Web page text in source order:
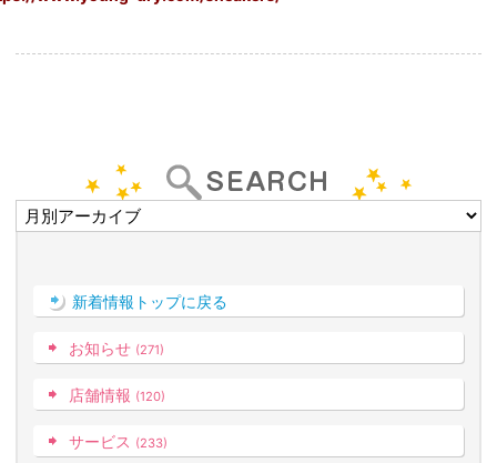
新着情報トップに戻る
お知らせ (271)
店舗情報 (120)
サービス (233)